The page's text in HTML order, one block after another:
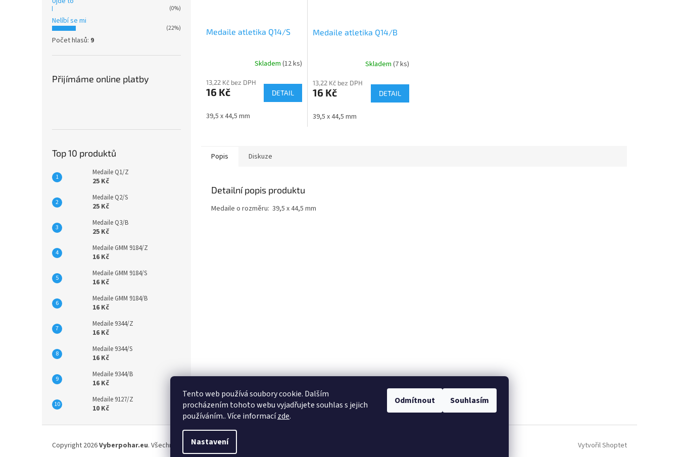
Tento web používá soubory cookie. Dalším
procházením tohoto webu vyjadřujete souhlas s jejich
používáním.. Více informacízde.
Nastavení
Odmítnout Souhlasím
(0%)
Nelíbí se mi
(22%)
Počet hlasů: 9
Přijímáme online platby
Top 10 produktů
Medaile Q1/Z
25 Kč
Medaile Q2/S
25 Kč
Medaile Q3/B
25 Kč
Medaile GMM 9184/Z
16 Kč
Medaile GMM 9184/S
16 Kč
Medaile GMM 9184/B
16 Kč
Medaile 9344/Z
16 Kč
Medaile 9344/S
16 Kč
Medaile 9344/B
16 Kč
Medaile 9127/Z
10 Kč
Medaile atletika Q14/S
Skladem (12 ks)
13,22 Kč bez DPH
16 Kč DETAIL
39,5 x 44,5 mm
Medaile atletika Q14/B
Skladem (7 ks)
13,22 Kč bez DPH
16 Kč DETAIL
39,5 x 44,5 mm
Popis Diskuze
Detailní popis produktu
Medaile o rozměru: 39,5 x 44,5 mm
Vytvořil Shoptet
Copyright 2026Vyberpohar.eu. Všechna práva vyhrazena.